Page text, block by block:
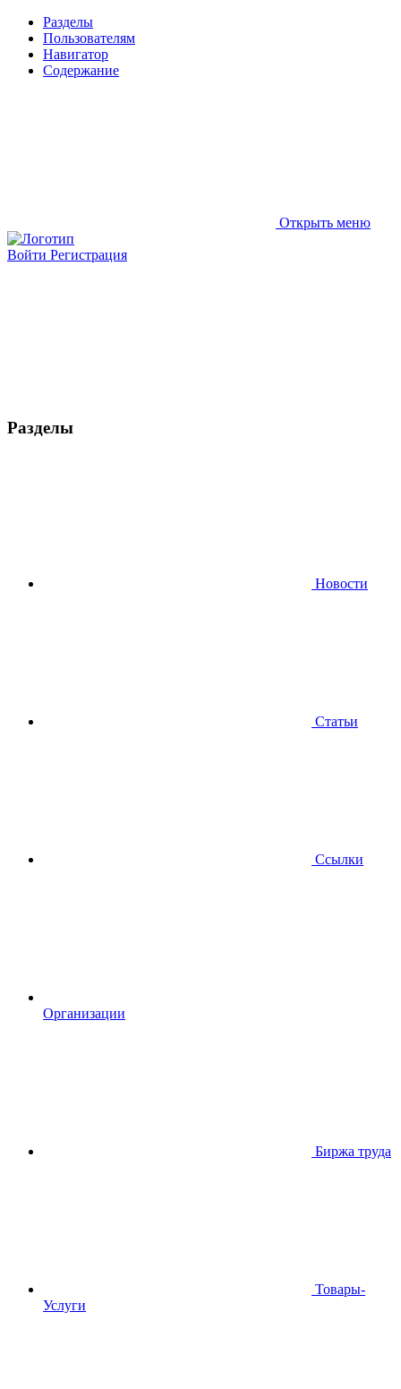
Разделы
Пользователям
Навигатор
Содержание
Открыть меню
Войти Регистрация
Разделы
Новости
Статьи
Ссылки
Организации
Биржа труда
Товары-
Услуги